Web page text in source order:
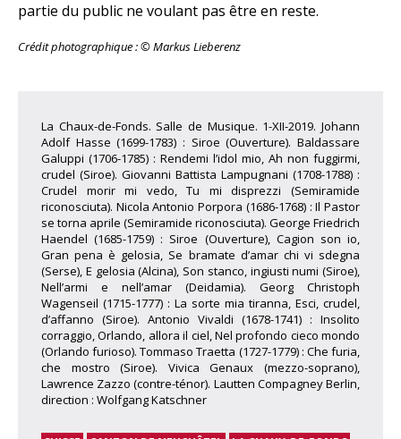
partie du public ne voulant pas être en reste.
Crédit photographique : © Markus Lieberenz
La Chaux-de-Fonds. Salle de Musique. 1-XII-2019. Johann
Adolf Hasse (1699-1783) : Siroe (Ouverture). Baldassare
Galuppi (1706-1785) : Rendemi l’idol mio, Ah non fuggirmi,
crudel (Siroe). Giovanni Battista Lampugnani (1708-1788) :
Crudel morir mi vedo, Tu mi disprezzi (Semiramide
riconosciuta). Nicola Antonio Porpora (1686-1768) : Il Pastor
se torna aprile (Semiramide riconosciuta). George Friedrich
Haendel (1685-1759) : Siroe (Ouverture), Cagion son io,
Gran pena è gelosia, Se bramate d’amar chi vi sdegna
(Serse), E gelosia (Alcina), Son stanco, ingiusti numi (Siroe),
Nell’armi e nell’amar (Deidamia). Georg Christoph
Wagenseil (1715-1777) : La sorte mia tiranna, Esci, crudel,
d’affanno (Siroe). Antonio Vivaldi (1678-1741) : Insolito
corraggio, Orlando, allora il ciel, Nel profondo cieco mondo
(Orlando furioso). Tommaso Traetta (1727-1779) : Che furia,
che mostro (Siroe). Vivica Genaux (mezzo-soprano),
Lawrence Zazzo (contre-ténor). Lautten Compagney Berlin,
direction : Wolfgang Katschner